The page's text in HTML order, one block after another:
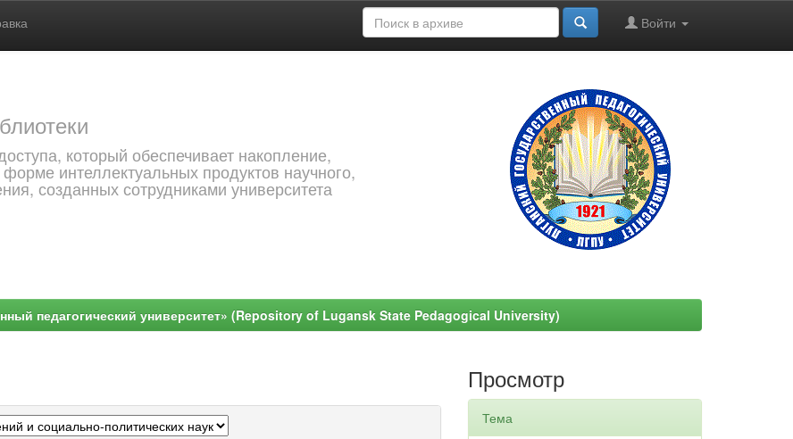
Войти
который обеспечивает накопление,
интеллектуальных продуктов научного,
созданных сотрудниками университета
педагогический университет» (Repository of Lugansk State Pedagogical University)
Просмотр
Тема